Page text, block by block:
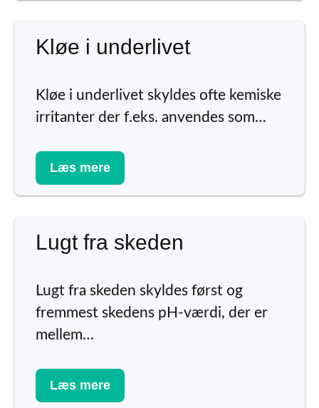
Kløe i underlivet
Kløe i underlivet skyldes ofte kemiske
irritanter der f.eks. anvendes som…
Læs mere
Lugt fra skeden
Lugt fra skeden skyldes først og
fremmest skedens pH-værdi, der er
mellem…
Læs mere